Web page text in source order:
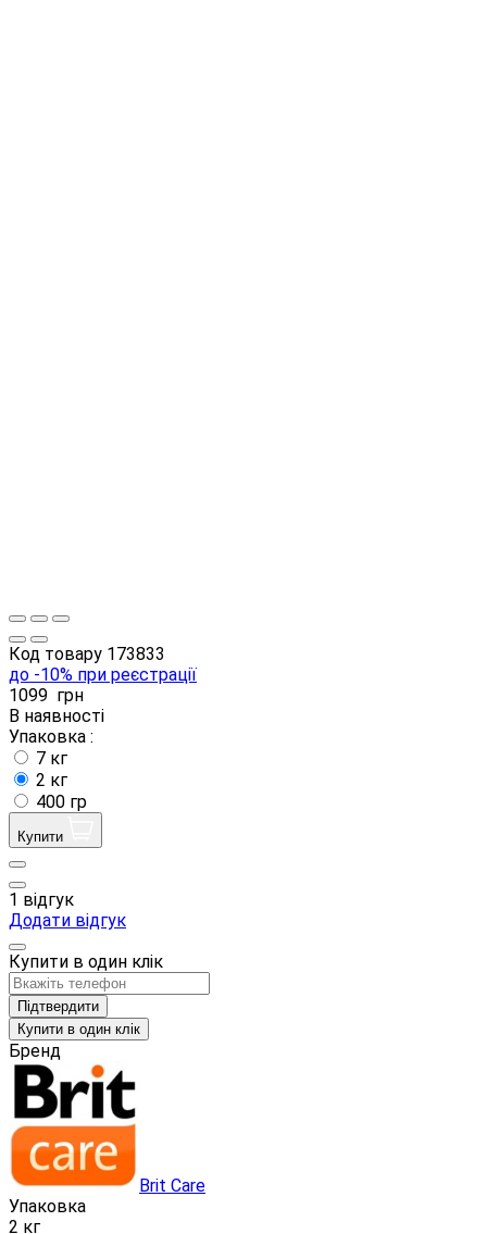
Код товару 173833
до -10% при реєстрації
1099 грн
В наявності
Упаковка :
7 кг
2 кг
400 гр
Купити
1 відгук
Додати відгук
Купити в один клік
Підтвердити
Купити в один клік
Бренд
Brit Care
Упаковка
2 кг